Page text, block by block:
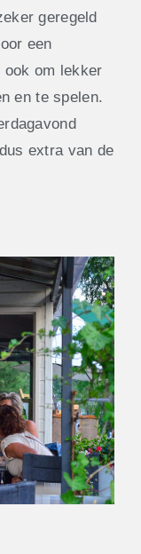
geregeld
een
om lekker
en te spelen.
extra van de